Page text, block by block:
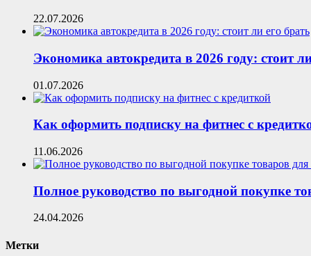
22.07.2026
Экономика автокредита в 2026 году: стоит
01.07.2026
Как оформить подписку на фитнес с
11.06.2026
Полное руководство по выгодной покупке
24.04.2026
Метки